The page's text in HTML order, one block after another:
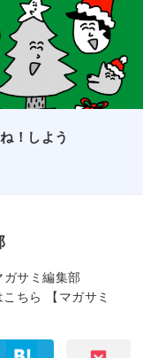
！しよう
ガサミ編集部
ちら
【マガサミ